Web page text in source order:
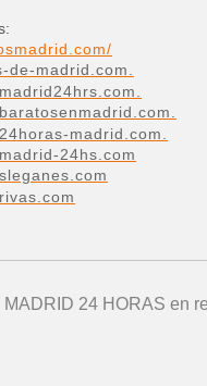
de-madrid.com.
madrid.com.
24hs.com
24 HORAS en